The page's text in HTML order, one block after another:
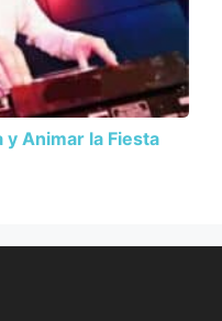
Animar la Fiesta